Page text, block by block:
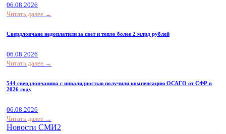
06.08.2026
Читать далее →
Свердловчане недоплатили за свет и тепло более 2 млрд рублей
06.08.2026
Читать далее →
544 свердловчанина с инвалидностью получили компенсацию ОСАГО от СФР в
2026 году
06.08.2026
Читать далее →
Новости СМИ2